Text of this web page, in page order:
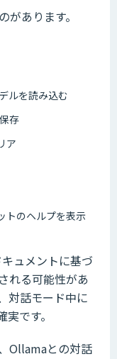
あります。
ルを読み込む
存
ア
トのヘルプを表示
ュメントに基づ
れる可能性があ
対話モード中に
です。
Ollamaとの対話